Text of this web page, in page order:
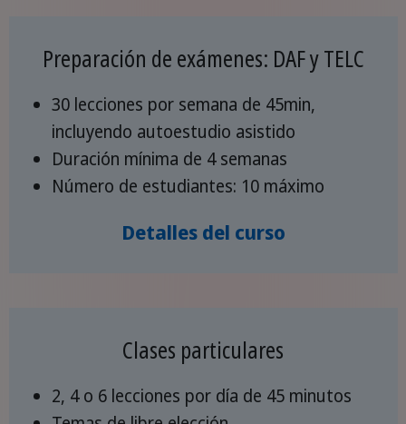
Preparación de exámenes: DAF y TELC
30 lecciones por semana de 45min,
incluyendo autoestudio asistido
Duración mínima de 4 semanas
Número de estudiantes: 10 máximo
Detalles del curso
Clases particulares
2, 4 o 6 lecciones por día de 45 minutos